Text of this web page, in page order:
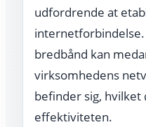
udfordrende at
bredbånd kan
virksomhedens
befinder sig,
effektiviteten.